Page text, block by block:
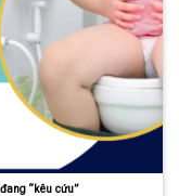
“kêu cứu”